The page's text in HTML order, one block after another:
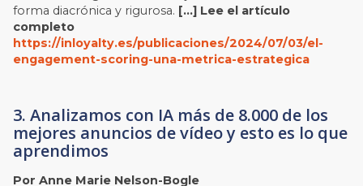
forma diacrónica y rigurosa. […] Lee el artículo
completo
https://inloyalty.es/publicaciones/2024/07/03/el-
engagement-scoring-una-metrica-estrategica
3. Analizamos con IA más de 8.000 de los
mejores anuncios de vídeo y esto es lo que
aprendimos
Por Anne Marie Nelson-Bogle